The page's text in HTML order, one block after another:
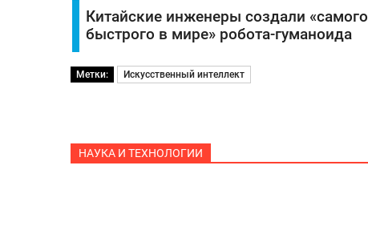
Китайские инженеры создали «самого
быстрого в мире» робота-гуманоида
Метки: Искусственный интеллект
НАУКА И ТЕХНОЛОГИИ